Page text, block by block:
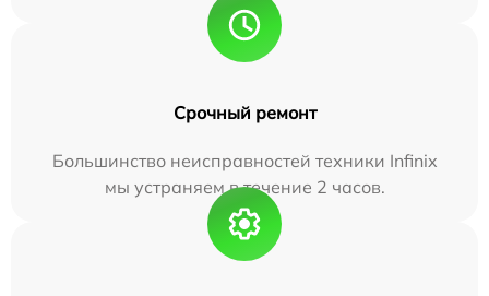
Срочный ремонт
Большинство неисправностей техники Infinix
мы устраняем в течение 2 часов.